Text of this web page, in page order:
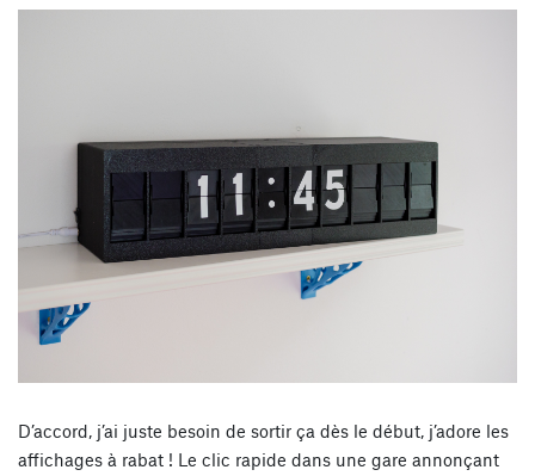
D’accord, j’ai juste besoin de sortir ça dès le début, j’adore les
affichages à rabat ! Le clic rapide dans une gare annonçant